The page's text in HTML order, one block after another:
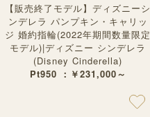
【販売終了モデル】ディズニーシ
ンデレラ パンプキン・キャリッ
ジ 婚約指輪(2022年期間数量限定
モデル)|ディズニー シンデレラ
(Disney Cinderella)
Pt950 ：￥231,000～